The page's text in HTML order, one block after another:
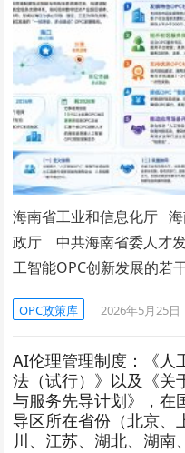
海南省工业和信息化厅
政厅 中共海南省委人才
工智能OPC创新发展的若
OPC政策库 2026年5月25日
AI伦理管理制度：《人
法（试行）》以及《关
与服务先导计划》，在
导区所在省份（北京、
川、江苏、湖北、湖南